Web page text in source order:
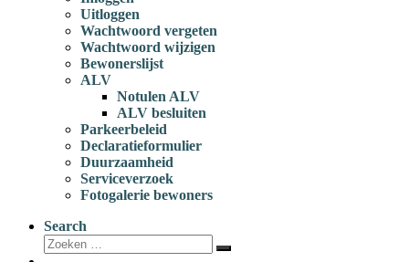
Uitloggen
Wachtwoord vergeten
Wachtwoord wijzigen
Bewonerslijst
ALV
Notulen ALV
ALV besluiten
Parkeerbeleid
Declaratieformulier
Duurzaamheid
Serviceverzoek
Fotogalerie bewoners
Search
Zoeken
Zoeken